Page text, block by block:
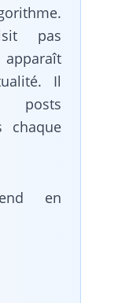
pas
Il
chaque
en